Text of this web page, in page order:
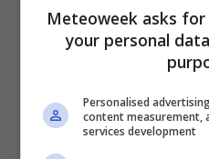
completato la
verso la guarigione e il
giorno come viene.”
Meteoweek asks
your personal
Personalised
content measurement,
services development